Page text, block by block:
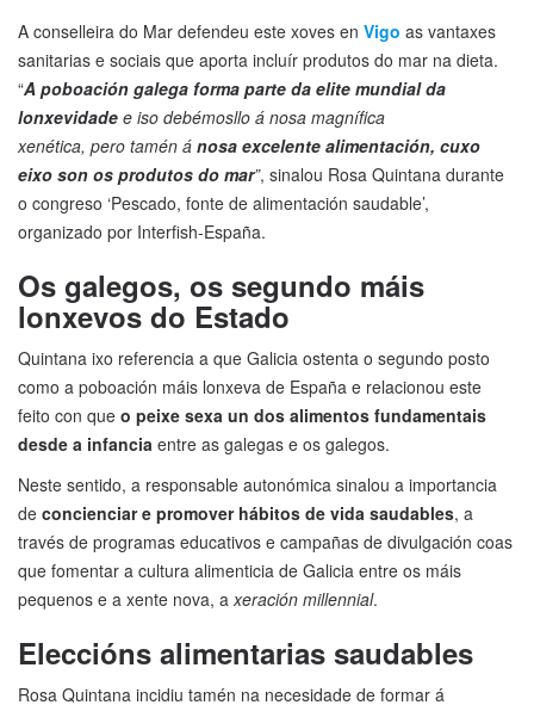
A conselleira do Mar defendeu este xoves en Vigo as vantaxes
sanitarias e sociais que aporta incluír produtos do mar na dieta.
“A poboación galega forma parte da elite mundial da
lonxevidade e iso debémosllo á nosa magnífica
xenética, pero tamén á nosa excelente alimentación, cuxo
eixo son os produtos do mar”, sinalou Rosa Quintana durante
o congreso ‘Pescado, fonte de alimentación saudable’,
organizado por Interfish-España.
Os galegos, os segundo máis
lonxevos do Estado
Quintana ixo referencia a que Galicia ostenta o segundo posto
como a poboación máis lonxeva de España e relacionou este
feito con que o peixe sexa un dos alimentos fundamentais
desde a infancia entre as galegas e os galegos.
Neste sentido, a responsable autonómica sinalou a importancia
de concienciar e promover hábitos de vida saudables, a
través de programas educativos e campañas de divulgación coas
que fomentar a cultura alimenticia de Galicia entre os máis
pequenos e a xente nova, axeración millennial.
Eleccións alimentarias saudables
Rosa Quintana incidiu tamén na necesidade de formar á